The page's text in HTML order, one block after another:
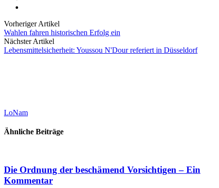
Vorheriger Artikel
Wahlen fahren historischen Erfolg ein
Nächster Artikel
Lebensmittelsicherheit: Youssou N'Dour referiert in Düsseldorf
LoNam
Ähnliche Beiträge
Die Ordnung der beschämend Vorsichtigen – Ein
Kommentar